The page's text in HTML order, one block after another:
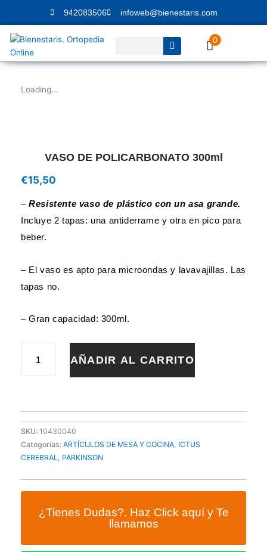
contenido
942083506 infoweb@bienestaris.com
0
Loading...
VASO DE POLICARBONATO 300ml
€15,50
–Resistente vaso de plástico con un asa grande.
Incluye 2 tapas: una antiderrame y otra en pico para
beber.
– El vaso es apto para microondas y lavavajillas. Las
tapas no.
– Gran capacidad: 300ml.
POLICARBONATO
AÑADIR AL CARRITO
SKU: 10430040
Categorías: ARTÍCULOS DE MESA Y COCINA ICTUS
CEREBRAL
PARKINSON
¿Tienes Dudas?. Haz Click aquí y Te
llamamos